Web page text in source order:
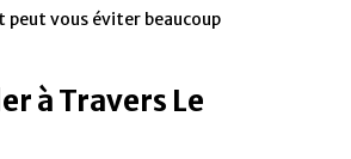
peut vous éviter beaucoup
à Travers Le